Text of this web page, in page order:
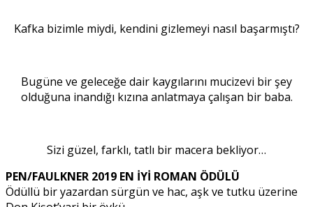
Kafka bizimle miydi, kendini gizlemeyi nasıl başarmıştı?
Bugüne ve geleceğe dair kaygılarını mucizevi bir şey
olduğuna inandığı kızına anlatmaya çalışan bir baba.
Sizi güzel, farklı, tatlı bir macera bekliyor…
PEN/FAULKNER 2019 EN İYİ ROMAN ÖDÜLÜ
Ödüllü bir yazardan sürgün ve hac, aşk ve tutku üzerine